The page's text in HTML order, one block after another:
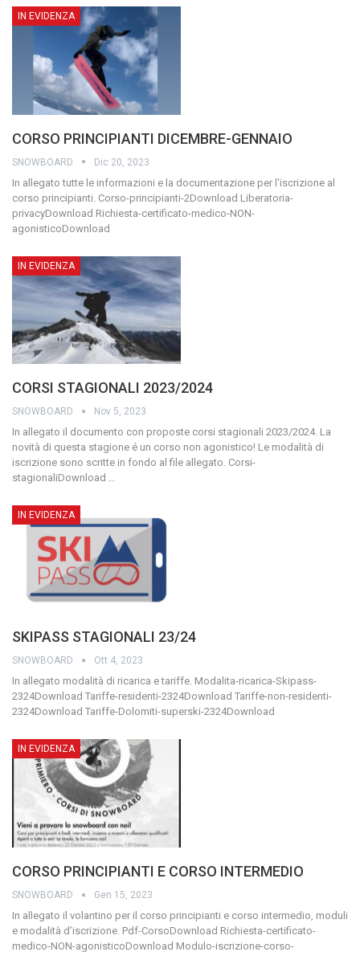
IN EVIDENZA
CORSO PRINCIPIANTI DICEMBRE-GENNAIO
SNOWBOARD Dic 20, 2023
In allegato tutte le informazioni e la documentazione per l'iscrizione al
corso principianti. Corso-principianti-2Download Liberatoria-
privacyDownload Richiesta-certificato-medico-NON-
agonisticoDownload
IN EVIDENZA
CORSI STAGIONALI 2023/2024
SNOWBOARD Nov 5, 2023
In allegato il documento con proposte corsi stagionali 2023/2024. La
novità di questa stagione é un corso non agonistico! Le modalità di
iscrizione sono scritte in fondo al file allegato. Corsi-
stagionaliDownload …
IN EVIDENZA
SKIPASS STAGIONALI 23/24
SNOWBOARD Ott 4, 2023
In allegato modalità di ricarica e tariffe. Modalita-ricarica-Skipass-
2324Download Tariffe-residenti-2324Download Tariffe-non-residenti-
2324Download Tariffe-Dolomiti-superski-2324Download
IN EVIDENZA
CORSO PRINCIPIANTI E CORSO INTERMEDIO
SNOWBOARD Gen 15, 2023
In allegato il volantino per il corso principianti e corso intermedio, moduli
e modalità d’iscrizione. Pdf-CorsoDownload Richiesta-certificato-
medico-NON-agonisticoDownload Modulo-iscrizione-corso-